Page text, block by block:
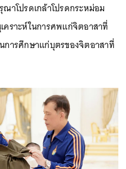
าโปรดเกล้าโปรดกระหม่อม
คราะห์ในการศพแก่จิตอาสาที่
การศึกษาแก่บุตรของจิตอาสาที่